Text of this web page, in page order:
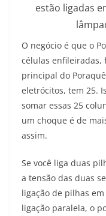
estão ligadas
O negócio é que o
células enfileiradas,
principal do
eletrócitos, tem 25.
somar essas 25
um choque é de
assim.
Se você liga duas
a tensão das duas
ligação de pilhas
ligação paralela, o